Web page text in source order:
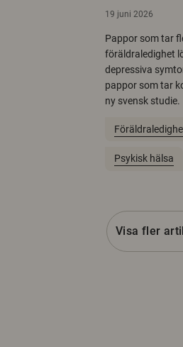
19 juni 2026
Pappor som tar
föräldraledighet
depressiva
pappor som tar
ny svensk studie.
Psykisk hälsa
Visa fler